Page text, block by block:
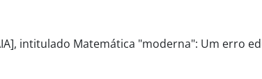
intitulado Matemática "moderna": Um erro